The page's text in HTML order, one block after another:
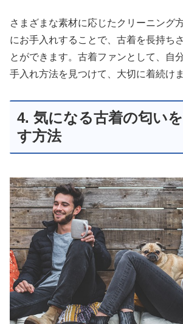
さまざまな素材に応じたクリーニング
にお手入れすることで、古着を長持ち
とができます。古着ファンとして、自
手入れ方法を見つけて、大切に着続け
4. 気になる古着の匂い
す方法